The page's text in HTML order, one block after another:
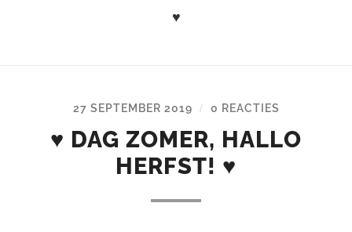
♥
27 SEPTEMBER 2019 / 0 REACTIES
♥ DAG ZOMER, HALLO
HERFST! ♥